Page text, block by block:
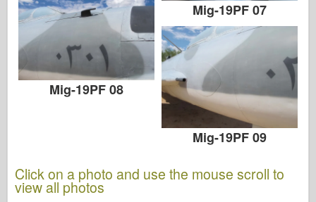
Mig-19PF 07
Mig-19PF 08
Mig-19PF 09
Click on a photo and use the mouse scroll to
view all photos